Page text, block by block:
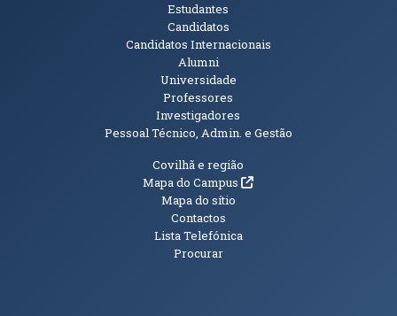
Estudantes
Candidatos
Candidatos Internacionais
Alumni
Universidade
Professores
Investigadores
Pessoal Técnico, Admin. e Gestão
Informações Adicionais
Covilhã e região
Mapa do Campus(abre em nova janela)
Mapa do sítio
Contactos
Lista Telefónica
Procurar